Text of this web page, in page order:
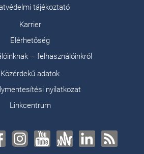
tájékoztató
Karrier
Elérhetőség
– felhasználóinkról
Közérdekű adatok
nyilatkozat
Linkcentrum